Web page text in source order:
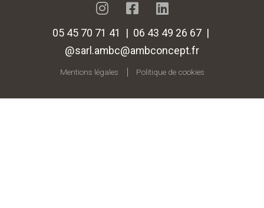
05 45 70 71 41 | 06 43 49 26 67 |
@sarl.ambc@ambconcept.fr
Mentions légales Politique de cookies